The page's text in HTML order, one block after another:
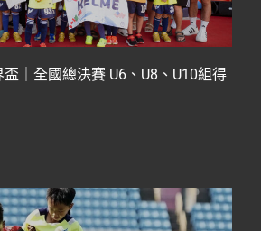
｜全國總決賽 U6、U8、U10組得